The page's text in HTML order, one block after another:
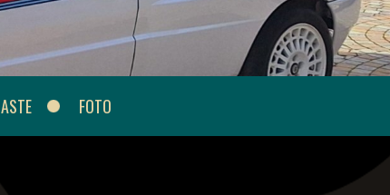
ASTE FOTO